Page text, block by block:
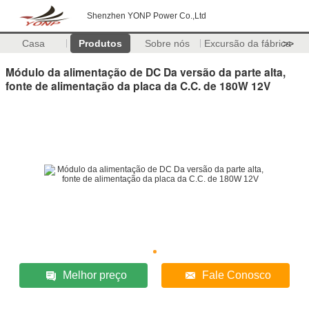
Shenzhen YONP Power Co.,Ltd
Casa Produtos Sobre nós Excursão da fábrica
>>
Módulo da alimentação de DC Da versão da parte alta,
fonte de alimentação da placa da C.C. de 180W 12V
Melhor preço Fale Conosco